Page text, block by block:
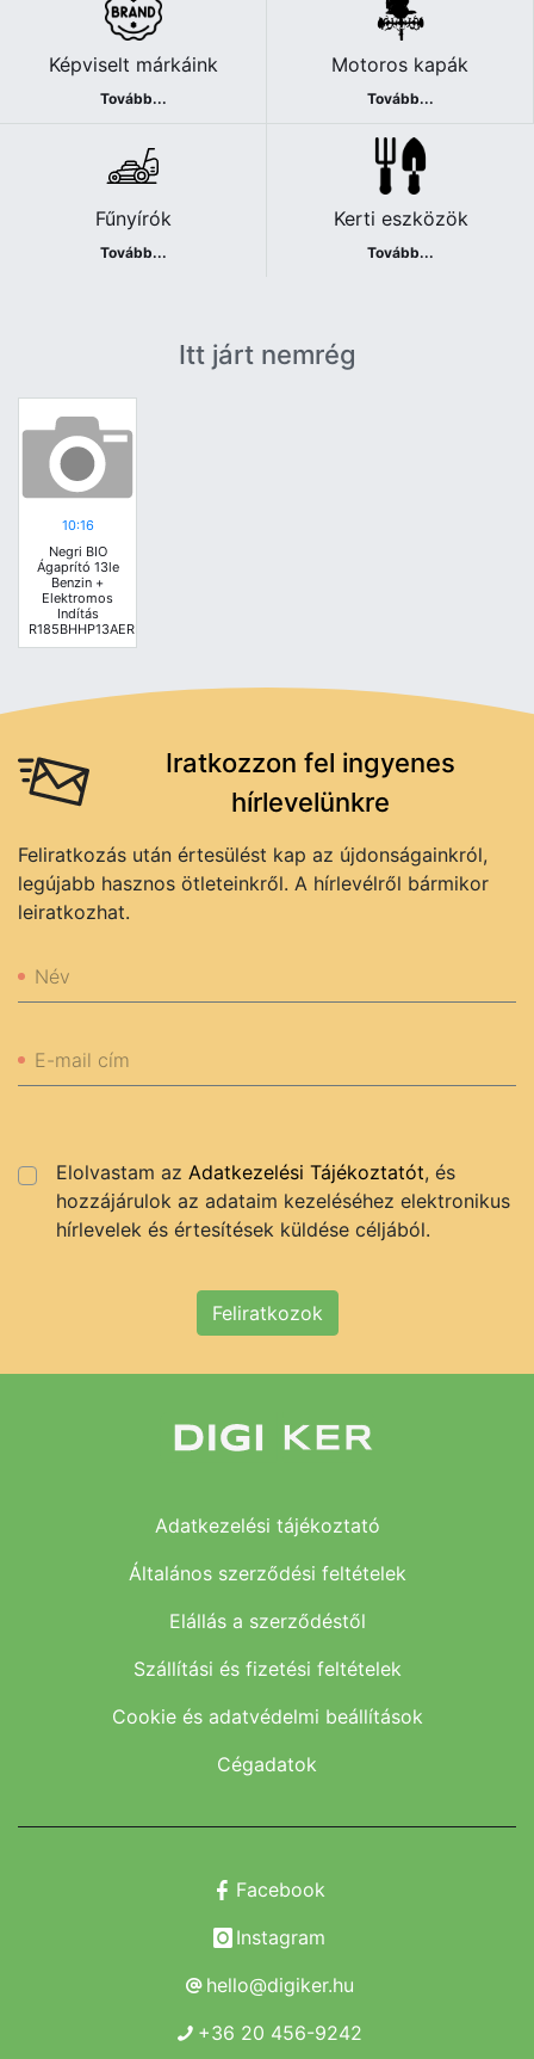
Képviselt márkáink
Tovább...
Motoros kapák
Tovább...
Fűnyírók
Tovább...
Kerti eszközök
Tovább...
Itt járt nemrég
10:16
Negri BIO
Ágaprító 13le
Benzin +
Elektromos
Indítás
R185BHHP13AERIN
Iratkozzon fel ingyenes
hírlevelünkre
Feliratkozás után értesülést kap az újdonságainkról,
legújabb hasznos ötleteinkről. A hírlevélről bármikor
leiratkozhat.
Név
E-mail cím
Elolvastam az Adatkezelési Tájékoztatót, és
hozzájárulok az adataim kezeléséhez elektronikus
hírlevelek és értesítések küldése céljából.
Feliratkozok
Adatkezelési tájékoztató
Általános szerződési feltételek
Elállás a szerződéstől
Szállítási és fizetési feltételek
Cookie és adatvédelmi beállítások
Cégadatok
Facebook
Instagram
hello@digiker.hu
+36 20 456-9242